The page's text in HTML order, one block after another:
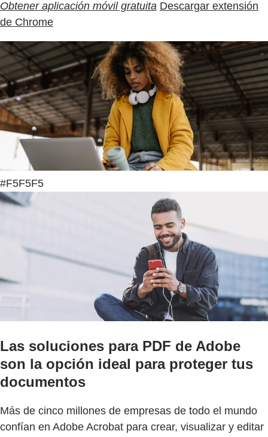
Obtener aplicación móvil gratuita Descargar extensión
de Chrome
#F5F5F5
Las soluciones para PDF de Adobe
son la opción ideal para proteger tus
documentos
Más de cinco millones de empresas de todo el mundo
confían en Adobe Acrobat para crear, visualizar y editar